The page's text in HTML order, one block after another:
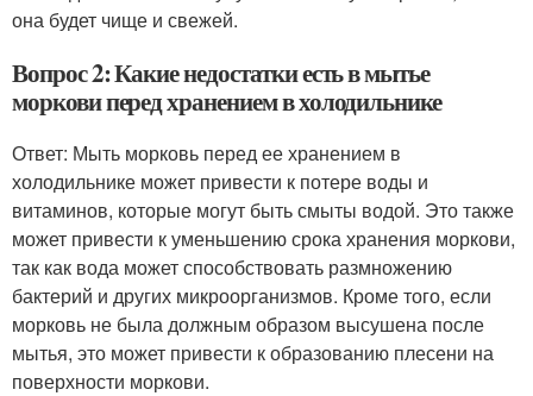
она будет чище и свежей.
Вопрос 2: Какие недостатки есть в мытье
моркови перед хранением в холодильнике
Ответ: Мыть морковь перед ее хранением в
холодильнике может привести к потере воды и
витаминов, которые могут быть смыты водой. Это также
может привести к уменьшению срока хранения моркови,
так как вода может способствовать размножению
бактерий и других микроорганизмов. Кроме того, если
морковь не была должным образом высушена после
мытья, это может привести к образованию плесени на
поверхности моркови.